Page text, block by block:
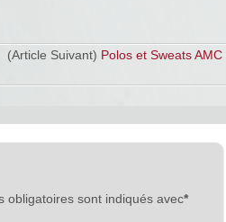
(Article Suivant) Polos et Sweats AMC
obligatoires sont indiqués avec*